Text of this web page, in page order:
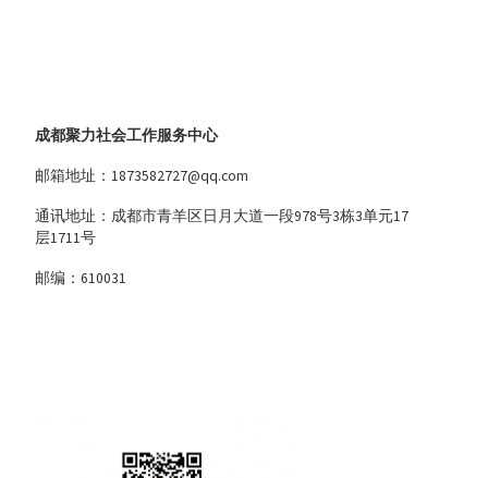
成都聚力社会工作服务中心
邮箱地址：1873582727@qq.com
通讯地址：成都市青羊区日月大道一段978号3栋3单元17
层1711号
邮编：610031